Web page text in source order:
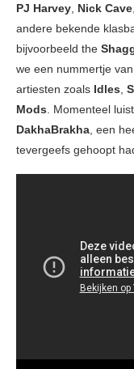
PJ Harvey Nick Cave
andere bekende
bijvoorbeeld the
we een nummertje
artiesten zoals Idles
Mods . Momenteel
DakhaBrakha , een
tevergeefs gehoopt